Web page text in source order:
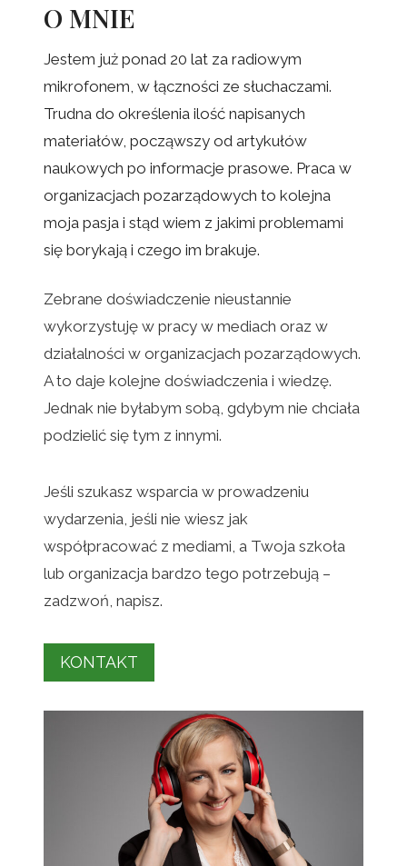
O MNIE
Jestem już ponad 20 lat za radiowym
mikrofonem, w łączności ze słuchaczami.
Trudna do określenia ilość napisanych
materiałów, począwszy od artykułów
naukowych po informacje prasowe. Praca w
organizacjach pozarządowych to kolejna
moja pasja i stąd wiem z jakimi problemami
się borykają i czego im brakuje.
Zebrane doświadczenie nieustannie
wykorzystuję w pracy w mediach oraz w
działalności w organizacjach pozarządowych.
A to daje kolejne doświadczenia i wiedzę.
Jednak nie byłabym sobą, gdybym nie chciała
podzielić się tym z innymi.
Jeśli szukasz wsparcia w prowadzeniu
wydarzenia, jeśli nie wiesz jak
współpracować z mediami, a Twoja szkoła
lub organizacja bardzo tego potrzebują –
zadzwoń, napisz.
KONTAKT